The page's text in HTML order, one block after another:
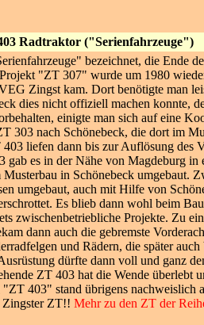
Radtraktor ("Serienfahrzeuge")
bezeichnet, die Ende
"ZT 307" wurde um 1980
Zingst kam. Dort benötigte man
dies nicht offiziell machen konnte,
einigte man sich auf eine
303 nach Schönebeck, die dort im
liefen dann bis zur Auflösung des
gab es in der Nähe von Magdeburg in
in Schönebeck umgebaut.
umgebaut, auch mit Hilfe von
Es blieb dann wohl beim
zwischenbetriebliche Projekte. Zu
dann auch die gebremste
und Rädern, die später
dürfte dann voll und ganz
ZT 403 hat die Wende überlebt
403" stand übrigens nachweislich
Zingster ZT!! Mehr zu den ZT der